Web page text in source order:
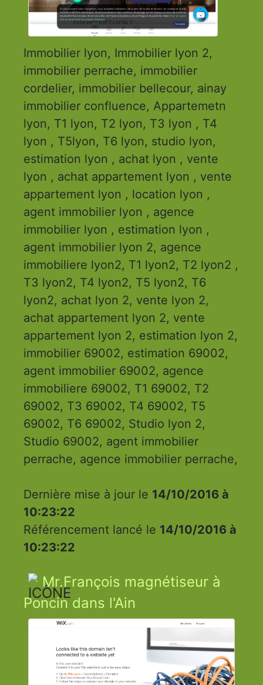
Immobilier lyon, Immobilier lyon 2,
immobilier perrache, immobilier
cordelier, immobilier bellecour, ainay
immobilier confluence, Appartemetn
lyon, T1 lyon, T2 lyon, T3 lyon , T4
lyon , T5lyon, T6 lyon, studio lyon,
estimation lyon , achat lyon , vente
lyon , achat appartement lyon , vente
appartement lyon , location lyon ,
agent immobilier lyon , agence
immobilier lyon , estimation lyon ,
agent immobilier lyon 2, agence
immobiliere lyon2, T1 lyon2, T2 lyon2 ,
T3 lyon2, T4 lyon2, T5 lyon2, T6
lyon2, achat lyon 2, vente lyon 2,
achat appartement lyon 2, vente
appartement lyon 2, estimation lyon 2,
immobilier 69002, estimation 69002,
agent immobilier 69002, agence
immobiliere 69002, T1 69002, T2
69002, T3 69002, T4 69002, T5
69002, T6 69002, Studio lyon 2,
Studio 69002, agent immobilier
perrache, agence immobilier perrache,
Dernière mise à jour le 14/10/2016 à
10:23:22
Référencement lancé le 14/10/2016 à
10:23:22
Mr.François magnétiseur à
Poncin dans l'Ain